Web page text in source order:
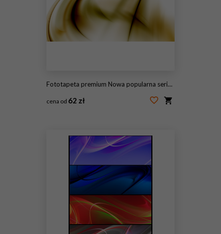
Fototapeta premium Nowa popularna seria. Nice Design
cena od 62 zł